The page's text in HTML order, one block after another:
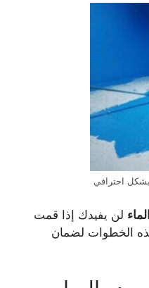
احترافي
لن يفيدك إذا قمت
الخطوات لضمان